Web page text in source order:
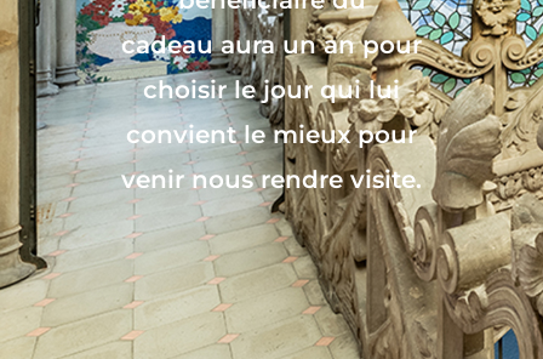
cadeau aura un an pour
choisir le jour qui lui
convient le mieux pour
venir nous rendre visite.